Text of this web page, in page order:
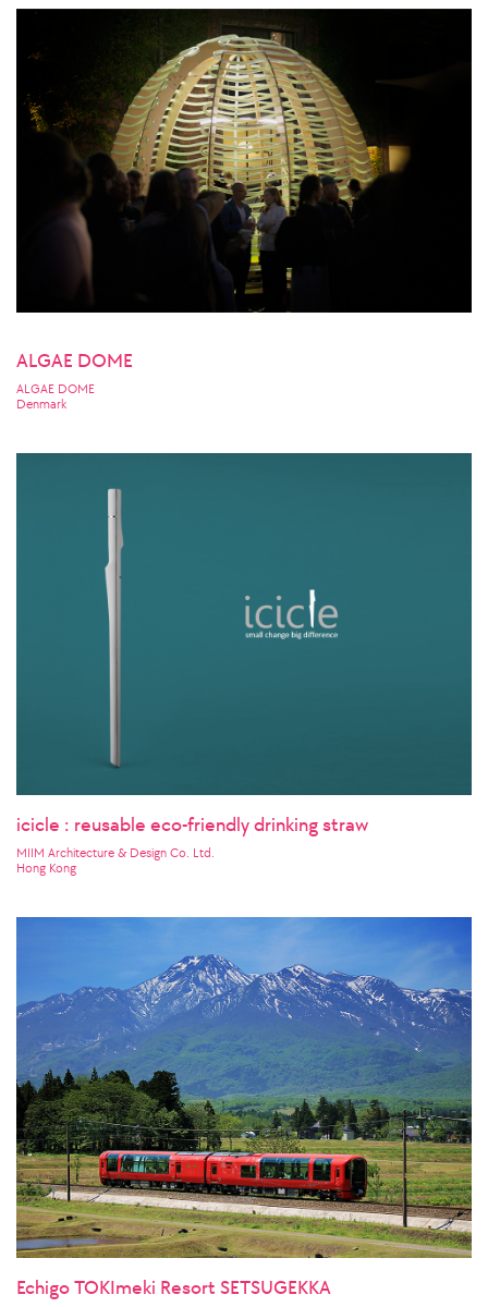
ALGAE DOME
ALGAE DOME
Denmark
icicle : reusable eco-friendly drinking straw
MIIM Architecture & Design Co. Ltd.
Hong Kong
Echigo TOKImeki Resort SETSUGEKKA